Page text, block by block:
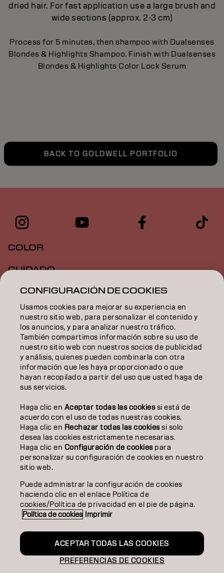
dried hair. For fast application use a large brush and
wide sections (approx. 2-3 cm)
Process for 5 minutes, then shampoo with Dualsenses
Blondes & Highlights Shampoo. Finish with Dualsenses
Blondes & Highlights Color Lock Serum
BACK TO GOLDWELL PORTFOLIO
COLOR
CUIDADO
TEXTURA
STYLING
INSPIRACIÓN
EDUCACIÓN
SOBRE NOSOTROS
CONTACTO
Aviso legalPolítica de privacidadPolítica de cookies
Condiciones de usoAccesibilidad
Compromiso con la sostenibilidad
ES | Spanish
CONFIGURACIÓN DE COOKIES
Usamos cookies para mejorar su experiencia en
nuestro sitio web, para personalizar el contenido y
los anuncios, y para analizar nuestro tráfico.
También compartimos información sobre su uso de
nuestro sitio web con nuestros socios de publicidad
y análisis, quienes pueden combinarla con otra
información que les haya proporcionado o que
hayan recopilado a partir del uso que usted haga de
sus servicios.
Haga clic en Aceptar todas las cookiessi está de
acuerdo con el uso de todas nuestras cookies.
Haga clic en Rechazar todas las cookiessi solo
desea las cookies estrictamente necesarias.
Haga clic en Configuración de cookiespara
personalizar su configuración de cookies en nuestro
sitio web.
Puede administrar la configuración de cookies
haciendo clic en el enlace Política de
cookies/Política de privacidad en el pie de página.
Política de cookies Imprimir
PREFERENCIAS DE COOKIES
ACEPTAR TODAS LAS COOKIES